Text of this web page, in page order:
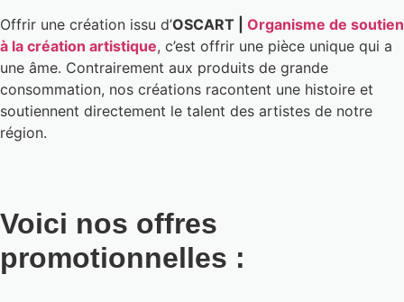
Offrir une création issu d’OSCART | Organisme de soutien
à la création artistique, c’est offrir une pièce unique qui a
une âme. Contrairement aux produits de grande
consommation, nos créations racontent une histoire et
soutiennent directement le talent des artistes de notre
région.
Voici nos offres
promotionnelles :